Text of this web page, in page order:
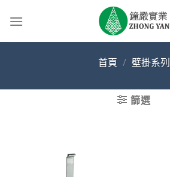
首頁 / 壁掛系列
篩選